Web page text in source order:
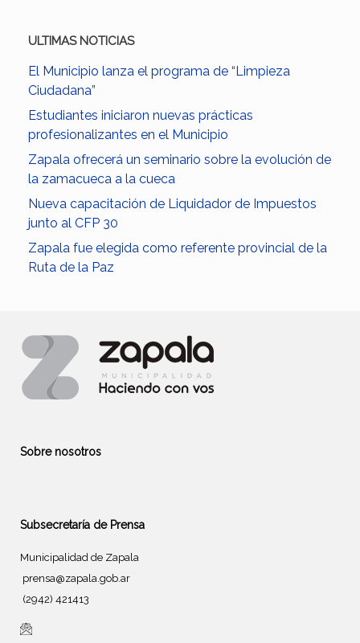
ULTIMAS NOTICIAS
El Municipio lanza el programa de “Limpieza
Ciudadana”
Estudiantes iniciaron nuevas prácticas
profesionalizantes en el Municipio
Zapala ofrecerá un seminario sobre la evolución de
la zamacueca a la cueca
Nueva capacitación de Liquidador de Impuestos
junto al CFP 30
Zapala fue elegida como referente provincial de la
Ruta de la Paz
Sobre nosotros
Subsecretaría de Prensa
Municipalidad de Zapala
prensa@zapala.gob.ar
(2942) 421413